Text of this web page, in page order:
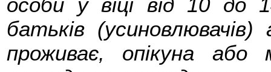
батьків
проживає, опікуна або